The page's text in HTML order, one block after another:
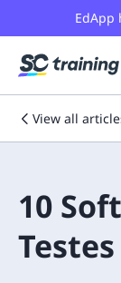
EdApp
View all
10